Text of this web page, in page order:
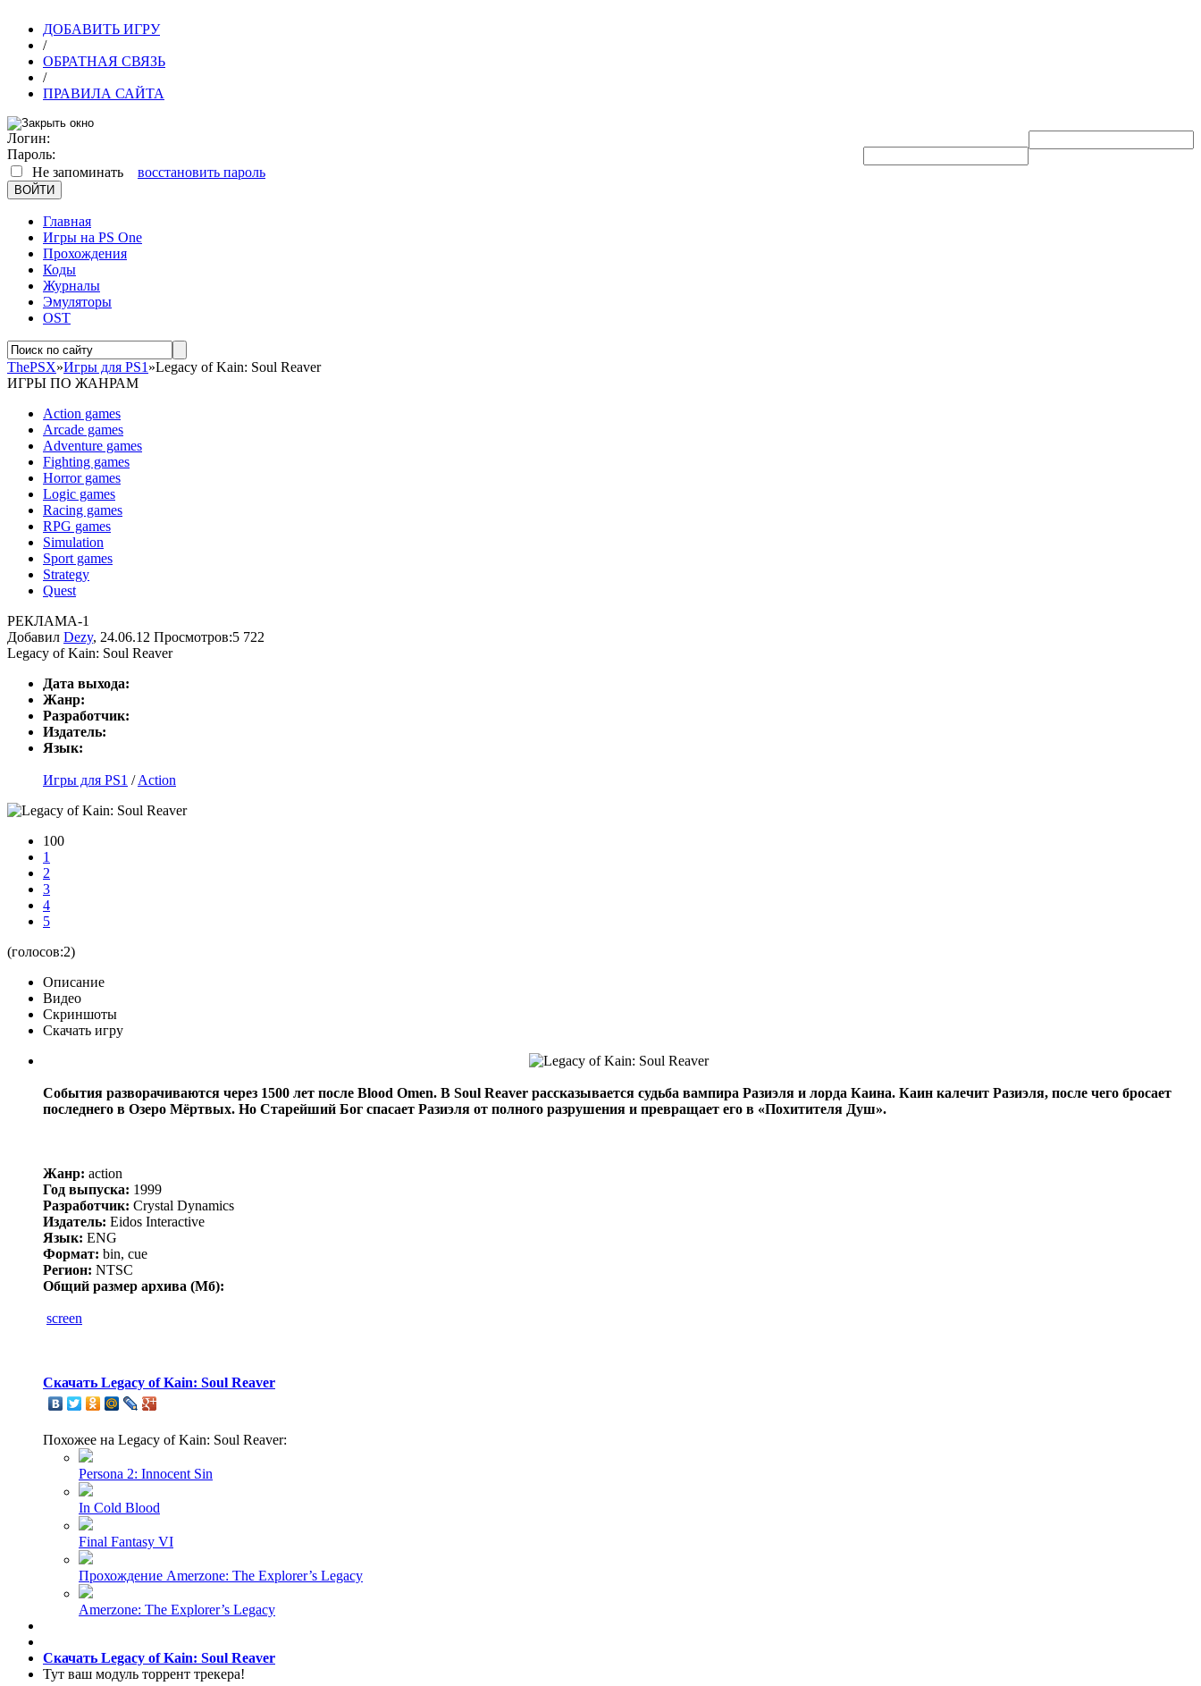
ДОБАВИТЬ ИГРУ
/
ОБРАТНАЯ СВЯЗЬ
/
ПРАВИЛА САЙТА
Логин:
Пароль:
Не запоминать восстановить пароль
Главная
Игры на PS One
Прохождения
Коды
Журналы
Эмуляторы
OST
ThePSX»Игры для PS1 »Legacy of Kain: Soul Reaver
ИГРЫ ПО ЖАНРАМ
Action games
Arcade games
Adventure games
Fighting games
Horror games
Logic games
Racing games
RPG games
Simulation
Sport games
Strategy
Quest
РЕКЛАМА-1
Добавил Dezy, 24.06.12 Просмотров:5 722
Legacy of Kain: Soul Reaver
Дата выхода:
Жанр:
Разработчик:
Издатель:
Язык:
Игры для PS1 /Action
100
1
2
3
4
5
(голосов:2)
Описание
Видео
Скриншоты
Скачать игру
События разворачиваются через 1500 лет после Blood Omen. В Soul Reaver рассказывается судьба вампира Разиэля и лорда Каина. Каин калечит Разиэля, после чего бросает
последнего в Озеро Мёртвых. Но Старейший Бог спасает Разиэля от полного разрушения и превращает его в «Похитителя Душ».
Жанр: action
Год выпуска: 1999
Разработчик: Crystal Dynamics
Издатель: Eidos Interactive
Язык: ENG
Формат: bin, cue
Регион: NTSC
Общий размер архива (Мб):
screen
Скачать Legacy of Kain: Soul Reaver
Похожее на Legacy of Kain: Soul Reaver:
Persona 2: Innocent Sin
In Cold Blood
Final Fantasy VI
Прохождение Amerzone: The Explorer’s Legacy
Amerzone: The Explorer’s Legacy
Скачать Legacy of Kain: Soul Reaver
Тут ваш модуль торрент трекера!